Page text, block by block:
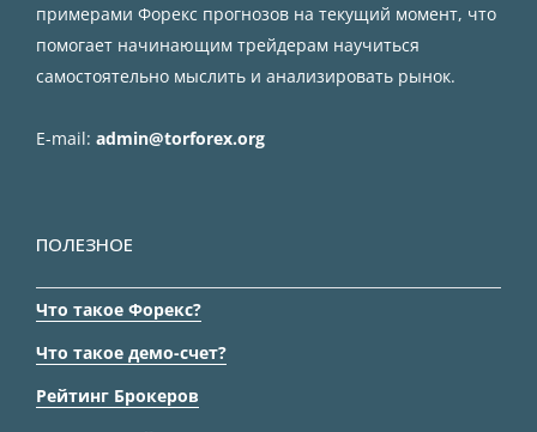
примерами Форекс прогнозов на текущий момент, что
помогает начинающим трейдерам научиться
самостоятельно мыслить и анализировать рынок.
E-mail: admin@torforex.org
ПОЛЕЗНОЕ
Что такое Форекс?
Что такое демо-счет?
Рейтинг Брокеров